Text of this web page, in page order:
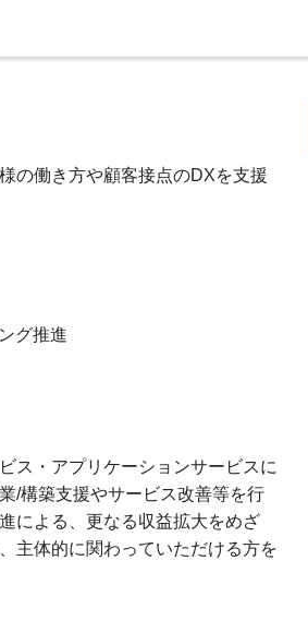
の働き方や顧客接点のDXを支援
グ推進
ス・アプリケーションサービスに
/構築支援やサービス改善等を行
による、更なる収益拡大をめざ
主体的に関わっていただける方を